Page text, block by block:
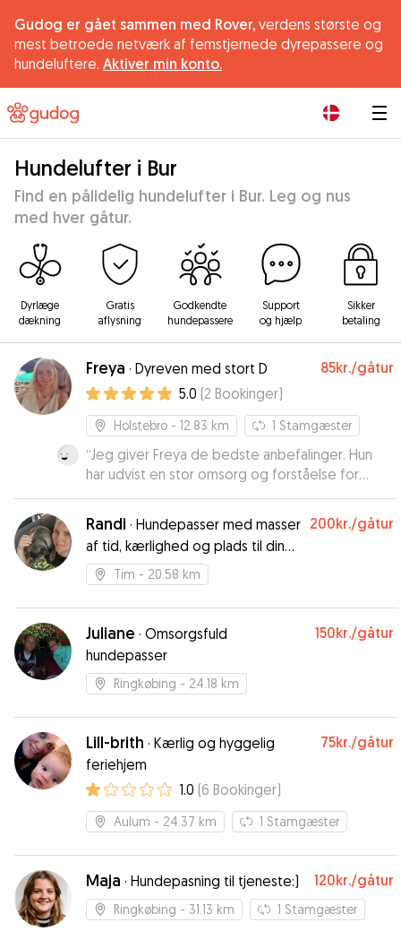
Gudog er gået sammen med Rover, verdens største og
mest betroede netværk af femstjernede dyrepassere og
hundeluftere. Aktiver min konto.
Hundelufter i Bur
Find en pålidelig hundelufter i Bur. Leg og nus
med hver gåtur.
Dyrlæge
dækning
Gratis
aflysning
Godkendte
hundepassere
Support
og hjælp
Sikker
betaling
Freya · Dyreven med stort D 85kr./gåtur
5.0 (2 Bookinger)
Holstebro - 12.83 km 1 Stamgæster
“Jeg giver Freya de bedste anbefalinger. Hun
har udvist en stor omsorg og forståelse for
Arthurs behov. Vi booker meget gerne Freya
igen en anden gang.
Randi · Hundepasser med masser
af tid, kærlighed og plads til din
hund ❤️
200kr./gåtur
Tim - 20.58 km
Juliane · Omsorgsfuld
hundepasser
150kr./gåtur
Ringkøbing - 24.18 km
Lill-brith · Kærlig og hyggelig
feriehjem
75kr./gåtur
1.0 (6 Bookinger)
Aulum - 24.37 km 1 Stamgæster
Maja · Hundepasning til tjeneste:) 120kr./gåtur
Ringkøbing - 31.13 km 1 Stamgæster